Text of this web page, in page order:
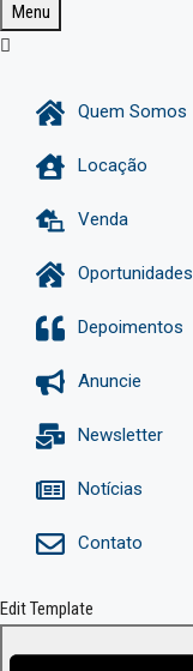
Menu
Quem Somos
Locação
Venda
Oportunidades
Depoimentos
Anuncie
Newsletter
Notícias
Contato
Edit Template